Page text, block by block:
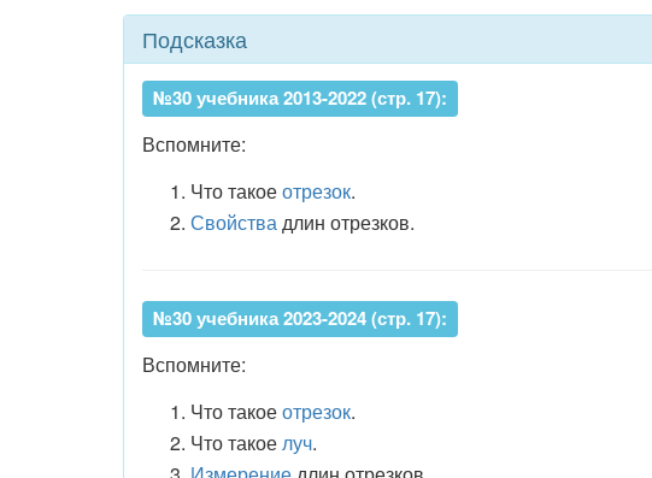
Подсказка
№30 учебника 2013-2022 (стр. 17):
Вспомните:
Что такоеотрезок.
Свойствадлин отрезков.
№30 учебника 2023-2024 (стр. 17):
Вспомните:
Что такоеотрезок.
Что такоелуч.